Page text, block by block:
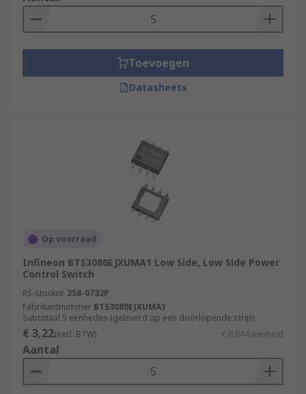
also play a big role in the “Smart Home” products.
An Intelligent power switch combines multiple
PAC (Programmable Automation Controller), CNC
(Computer Numerical Control) & PLC
(Programmable Logic Controller), robotics,
Toevoegen
Datasheets
Op voorraad
Infineon BTS3080EJXUMA1 Low Side, Low Side Power
Control Switch
RS-stocknr. 258-0732P
Fabrikantnummer BTS3080EJXUMA1
Subtotaal 5 eenheden (geleverd op een doorlopende strip)
€ 3,22(excl. BTW) € 0,644/eenheid
Aantal